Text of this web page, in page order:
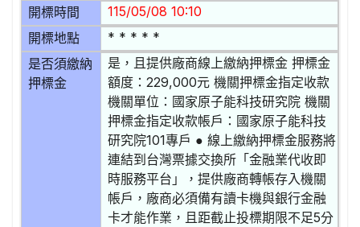
開標時間 115/05/08 10:10
開標地點 * * * * *
是否須繳納
押標金
是，且提供廠商線上繳納押標金 押標金
額度：229,000元 機關押標金指定收款
機關單位：國家原子能科技研究院 機關
押標金指定收款帳戶：國家原子能科技
研究院101專戶 ● 線上繳納押標金服務將
連結到台灣票據交換所「金融業代收即
時服務平台」，提供廠商轉帳存入機關
帳戶，廠商必須備有讀卡機與銀行金融
卡才能作業，且距截止投標期限不足5分